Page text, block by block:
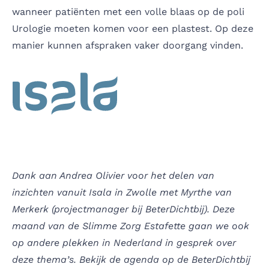
wanneer patiënten met een volle blaas op de poli
Urologie moeten komen voor een plastest. Op deze
manier kunnen afspraken vaker doorgang vinden.
Dank aan Andrea Olivier voor het delen van
inzichten vanuit Isala in Zwolle met Myrthe van
Merkerk (projectmanager bij BeterDichtbij). Deze
maand van de Slimme Zorg Estafette gaan we ook
op andere plekken in Nederland in gesprek over
deze thema’s. Bekijk de agenda op de BeterDichtbij